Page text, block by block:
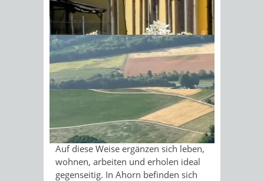
Sonnenschein am Morgen im
Ahornwald
Wirtschaftsstandort
Ahorn
Die Gemeinde Ahorn ist als
Wirtschaftsstandort ideal gelegen. Das
Standortprofil Ahorns wird abgerundet
durch das Aufeinandertreffen der
landschaftlichen Vorzüge der
Tourismusregion „Liebliches Taubertal“
und eine gut ausgebaute Infrastruktur.
Auf diese Weise ergänzen sich leben,
wohnen, arbeiten und erholen ideal
gegenseitig. In Ahorn befinden sich